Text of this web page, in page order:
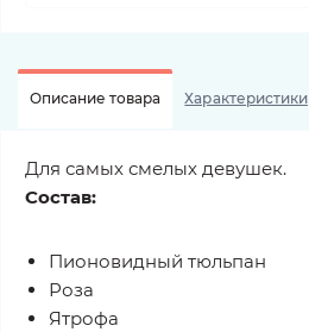
Описание товара Характеристики
Для самых смелых девушек.
Состав:
Пионовидный тюльпан
Роза
Ятрофа